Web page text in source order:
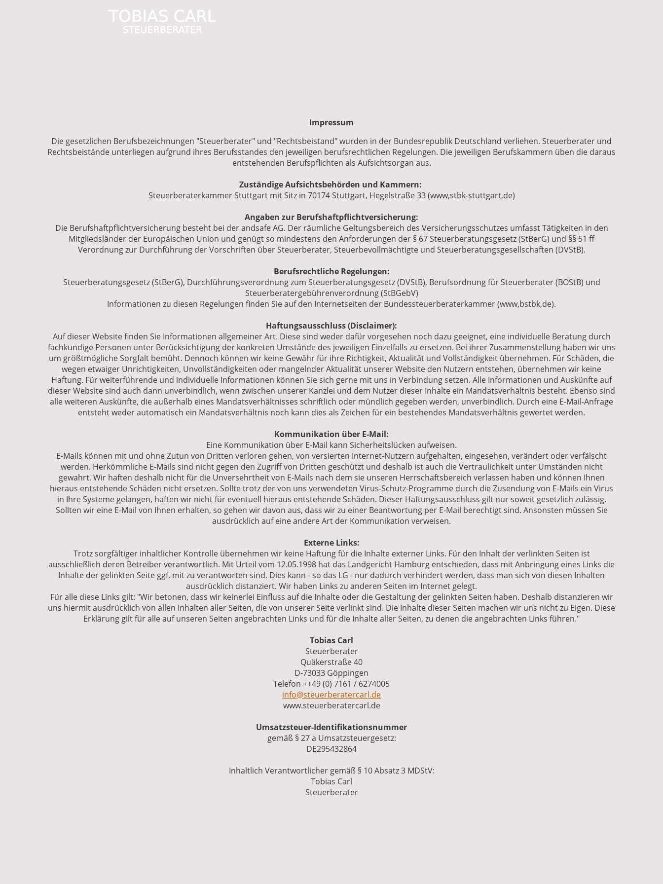
Impressum
Die gesetzlichen Berufsbezeichnungen "Steuerberater" und "Rechtsbeistand" wurden in der Bundesrepublik Deutschland verliehen. Steuerberater und
Rechtsbeistände unterliegen aufgrund ihres Berufsstandes den jeweiligen berufsrechtlichen Regelungen. Die jeweiligen Berufskammern üben die daraus
entstehenden Berufspflichten als Aufsichtsorgan aus.
Zuständige Aufsichtsbehörden und Kammern:
Steuerberaterkammer Stuttgart mit Sitz in 70174 Stuttgart, Hegelstraße 33 (www,stbk-stuttgart,de)
Angaben zur Berufshaftpflichtversicherung:
Die Berufshaftpflichtversicherung besteht bei der andsafe AG. Der räumliche Geltungsbereich des Versicherungsschutzes umfasst Tätigkeiten in den
Mitgliedsländer der Europäischen Union und genügt so mindestens den Anforderungen der § 67 Steuerberatungsgesetz (StBerG) und §§ 51 ff
Verordnung zur Durchführung der Vorschriften über Steuerberater, Steuerbevollmächtigte und Steuerberatungsgesellschaften (DVStB).
Berufsrechtliche Regelungen:
Steuerberatungsgesetz (StBerG), Durchführungsverordnung zum Steuerberatungsgesetz (DVStB), Berufsordnung für Steuerberater (BOStB) und
Steuerberatergebührenverordnung (StBGebV)
Informationen zu diesen Regelungen finden Sie auf den Internetseiten der Bundessteuerberaterkammer (www,bstbk,de).
Haftungsausschluss (Disclaimer):
Auf dieser Website finden Sie Informationen allgemeiner Art. Diese sind weder dafür vorgesehen noch dazu geeignet, eine individuelle Beratung durch
fachkundige Personen unter Berücksichtigung der konkreten Umstände des jeweiligen Einzelfalls zu ersetzen. Bei ihrer Zusammenstellung haben wir uns
um größtmögliche Sorgfalt bemüht. Dennoch können wir keine Gewähr für ihre Richtigkeit, Aktualität und Vollständigkeit übernehmen. Für Schäden, die
wegen etwaiger Unrichtigkeiten, Unvollständigkeiten oder mangelnder Aktualität unserer Website den Nutzern entstehen, übernehmen wir keine
Haftung. Für weiterführende und individuelle Informationen können Sie sich gerne mit uns in Verbindung setzen. Alle Informationen und Auskünfte auf
dieser Website sind auch dann unverbindlich, wenn zwischen unserer Kanzlei und dem Nutzer dieser Inhalte ein Mandatsverhältnis besteht. Ebenso sind
alle weiteren Auskünfte, die außerhalb eines Mandatsverhältnisses schriftlich oder mündlich gegeben werden, unverbindlich. Durch eine E-Mail-Anfrage
entsteht weder automatisch ein Mandatsverhältnis noch kann dies als Zeichen für ein bestehendes Mandatsverhältnis gewertet werden.
Kommunikation über E-Mail:
Eine Kommunikation über E-Mail kann Sicherheitslücken aufweisen.
E-Mails können mit und ohne Zutun von Dritten verloren gehen, von versierten Internet-Nutzern aufgehalten, eingesehen, verändert oder verfälscht
werden. Herkömmliche E-Mails sind nicht gegen den Zugriff von Dritten geschützt und deshalb ist auch die Vertraulichkeit unter Umständen nicht
gewahrt. Wir haften deshalb nicht für die Unversehrtheit von E-Mails nach dem sie unseren Herrschaftsbereich verlassen haben und können Ihnen
hieraus entstehende Schäden nicht ersetzen. Sollte trotz der von uns verwendeten Virus-Schutz-Programme durch die Zusendung von E-Mails ein Virus
in Ihre Systeme gelangen, haften wir nicht für eventuell hieraus entstehende Schäden. Dieser Haftungsausschluss gilt nur soweit gesetzlich zulässig.
Sollten wir eine E-Mail von Ihnen erhalten, so gehen wir davon aus, dass wir zu einer Beantwortung per E-Mail berechtigt sind. Ansonsten müssen Sie
ausdrücklich auf eine andere Art der Kommunikation verweisen.
Externe Links:
Trotz sorgfältiger inhaltlicher Kontrolle übernehmen wir keine Haftung für die Inhalte externer Links. Für den Inhalt der verlinkten Seiten ist
ausschließlich deren Betreiber verantwortlich. Mit Urteil vom 12.05.1998 hat das Landgericht Hamburg entschieden, dass mit Anbringung eines Links die
Inhalte der gelinkten Seite ggf. mit zu verantworten sind. Dies kann - so das LG - nur dadurch verhindert werden, dass man sich von diesen Inhalten
ausdrücklich distanziert. Wir haben Links zu anderen Seiten im Internet gelegt.
Für alle diese Links gilt: "Wir betonen, dass wir keinerlei Einfluss auf die Inhalte oder die Gestaltung der gelinkten Seiten haben. Deshalb distanzieren wir
uns hiermit ausdrücklich von allen Inhalten aller Seiten, die von unserer Seite verlinkt sind. Die Inhalte dieser Seiten machen wir uns nicht zu Eigen. Diese
Erklärung gilt für alle auf unseren Seiten angebrachten Links und für die Inhalte aller Seiten, zu denen die angebrachten Links führen."
Tobias Carl
Steuerberater
Quäkerstraße 40
D-73033 Göppingen
Telefon ++49 (0) 7161 / 6274005
info@steuerberatercarl.de
www.steuerberatercarl.de
Umsatzsteuer-Identifikationsnummer
gemäß § 27 a Umsatzsteuergesetz:
DE295432864
Inhaltlich Verantwortlicher gemäß § 10 Absatz 3 MDStV:
Tobias Carl
Steuerberater